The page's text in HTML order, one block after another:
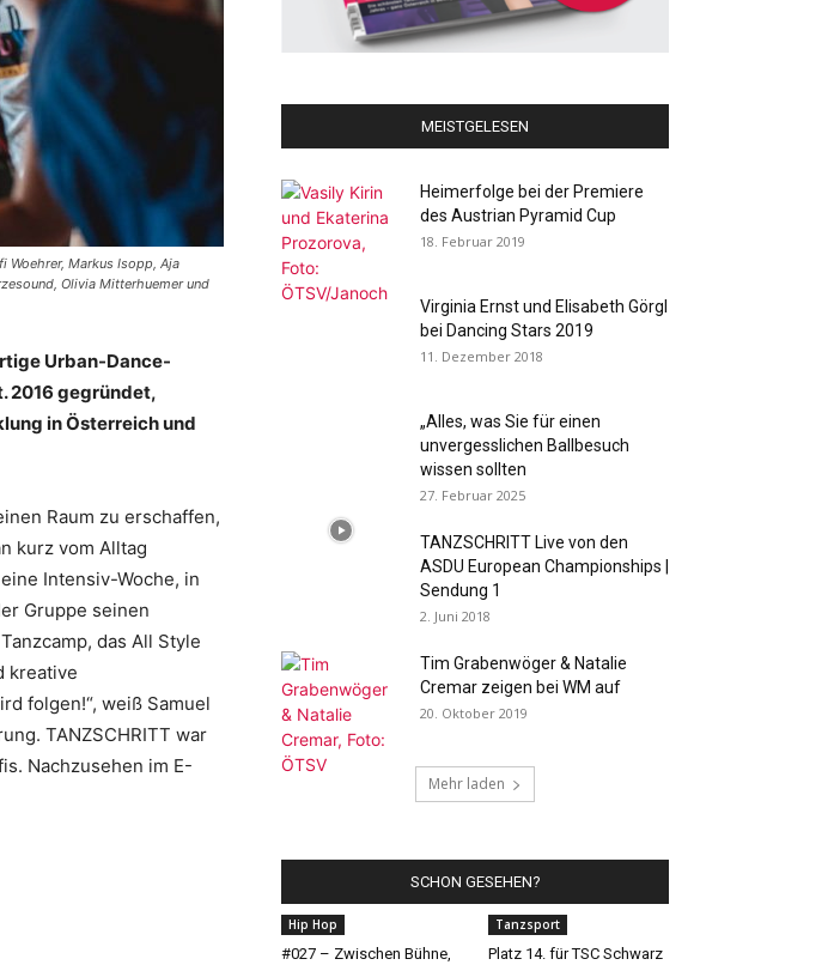
Woehrer, Markus Isopp, Aja
Olivia Mitterhuemer und
Urban-Dance-
2016 gegründet,
in Österreichund
Raum zu erschaffen,
kurz vom Alltag
Intensiv-Woche, in
Gruppe seinen
das All Style
kreative
folgen!“, weiß Samuel
TANZSCHRITT war
Nachzusehen im E-
MEISTGELESEN
Heimerfolge bei der Premiere
des Austrian Pyramid Cup
18. Februar 2019
Virginia Ernst und Elisabeth Görgl
bei Dancing Stars 2019
11. Dezember 2018
„Alles, was Sie für einen
unvergesslichen Ballbesuch
wissen sollten
27. Februar 2025
TANZSCHRITT Live von den
ASDU European Championships |
Sendung 1
2. Juni 2018
Tim Grabenwöger & Natalie
Cremar zeigen bei WM auf
20. Oktober 2019
Mehr laden
SCHON GESEHEN?
Hip Hop
#027 – Zwischen Bühne,
Tanzsport
Platz 14. für TSC Schwarz